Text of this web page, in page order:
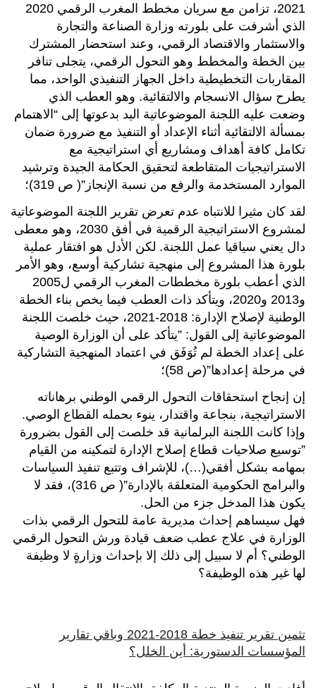
2021، تزامن مع سريان مخطط المغرب الرقمي 2020
الذي أشرفت على بلورته وزارة الصناعة والتجارة
والاستثمار والاقتصاد الرقمي، وعند استحضار المشترك
بين الخطة والمخطط وهو التحول الرقمي، يتجلى تنافر
المقاربات التخطيطية داخل الجهاز التنفيذي الواحد، مما
يطرح سؤال الانسجام والالتقائية. وهو العطب الذي
وضعت عليه اللجنة الموضوعاتية اليد بدعوتها إلى “الاهتمام
بمسألة الالتقائية أثناء الإعداد أو التنفيذ مع ضرورة ضمان
تكامل كافة أهداف ومشاريع أي استراتيجية مع
الاستراتيجيات المتقاطعة لتحقيق الحكامة الجيدة وترشيد
الموارد المستخدمة والرفع من نسبة الإنجاز”( ص 319)؛
لقد كان مثيرا للانتباه عدم تعرض تقرير اللجنة الموضوعاتية
لمشروع الاستراتيجية الرقمية في أفق 2030، وهو معطى
دال يعني سياقيا عمل اللجنة. لكن الأدل هو افتقار عملية
بلورة هذا المشروع إلى منهجية تشاركية أوسع، وهو الأمر
الذي أعطب بلورة مخططات المغرب الرقمي ل2005
و2013 و2020، ويتأكد ذات العطب فيما يخص بناء الخطة
الوطنية لإصلاح الإدارة: 2018-2021، حيث خلصت اللجنة
الموضوعاتية إلى القول: ”يتأكد على أن الوزارة الوصية
على إعداد الخطة لم تُوَفَق في اعتماد المنهجية التشاركية
في مرحلة إعدادها”(ص 58)؛
إن إنجاح استحقاقات التحول الرقمي الوطني برهاناته
الاستراتيجية، بنجاعة واقتدار، ينوء بحمله القطاع الوصي.
وإذا كانت اللجنة البرلمانية قد خلصت إلى القول بضرورة
”توسيع صلاحيات قطاع إصلاح الإدارة لتمكينه من القيام
بمهامه بشكل أفقي(…)، للإشراف وتتبع تنفيذ السياسات
والبرامج الحكومية المتعلقة بالإدارة”( ص 316)، فقد لا
يكون هذا المدخل جزء من الحل.
فهل سيساهم إحداث مديرية عامة للتحول الرقمي بذات
الوزارة في علاج عطب ضعف قيادة ورش التحول الرقمي
الوطني؟ أم لا سبيل إلى ذلك إلا بإحداث وزارةٍ لا وظيفة
لها غير هذه الوظيفة؟
تثمين تقرير تنفيذ خطة 2018-2021 وباقي تقارير
المؤسسات الدستورية: أين الخلل؟